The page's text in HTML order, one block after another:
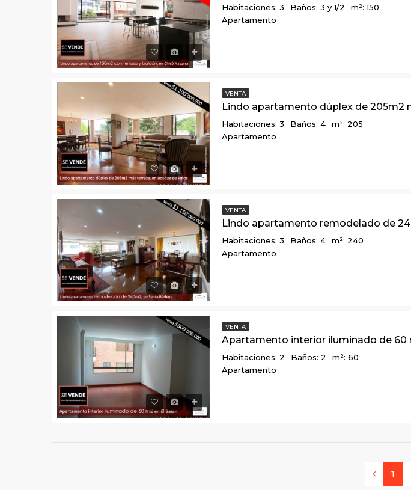
Habitaciones: 3 Baños: 3 y 1/2
m²: 150
Apartamento
VENTA
Habitaciones: 3 Baños: 4
m²: 205
Apartamento
VENTA
Habitaciones: 3 Baños: 4
m²: 240
Apartamento
VENTA
Habitaciones: 2 Baños: 2
m²: 60
Apartamento
1